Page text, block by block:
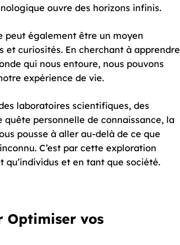
ouvre des horizons infinis.
peut également être un moyen
et curiosités. En cherchant à apprendre
qui nous entoure, nous pouvons
expérience de vie.
laboratoires scientifiques, des
personnelle de connaissance, la
pousse à aller au-delà de ce que
C’est par cette exploration
et en tant que société.
Optimiser vos